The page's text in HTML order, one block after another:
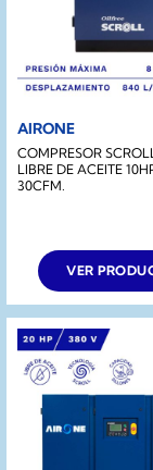
AIRONE
COMPRESOR
LIBRE DE ACEITE
30CFM.
VER